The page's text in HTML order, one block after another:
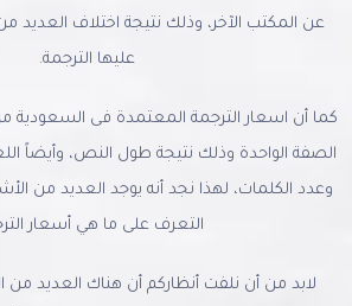
عن المكتب الآخر، وذلك نتيجة اختلاف العديد من
عليها الترجمة.
كما أن اسعار الترجمة المعتمدة فى
الصفة الواحدة وذلك نتيجة طول النص، وأيضاً
وعدد الكلمات، لهذا نجد أنه يوجد العديد من
التعرف على ما هي أسعار
لابد من أن نلفت أنظاركم أن هناك العديد من